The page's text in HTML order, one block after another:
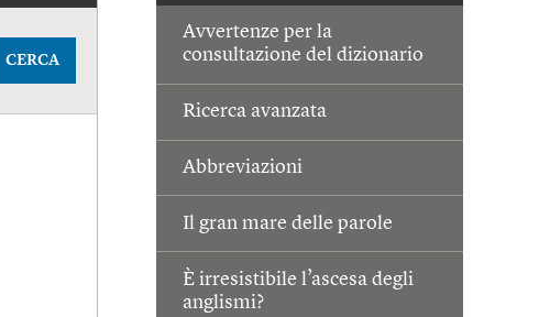
Avvertenze per la
consultazione del dizionario
Ricerca avanzata
Abbreviazioni
Il gran mare delle parole
È irresistibile l’ascesa degli
anglismi?
CERCA